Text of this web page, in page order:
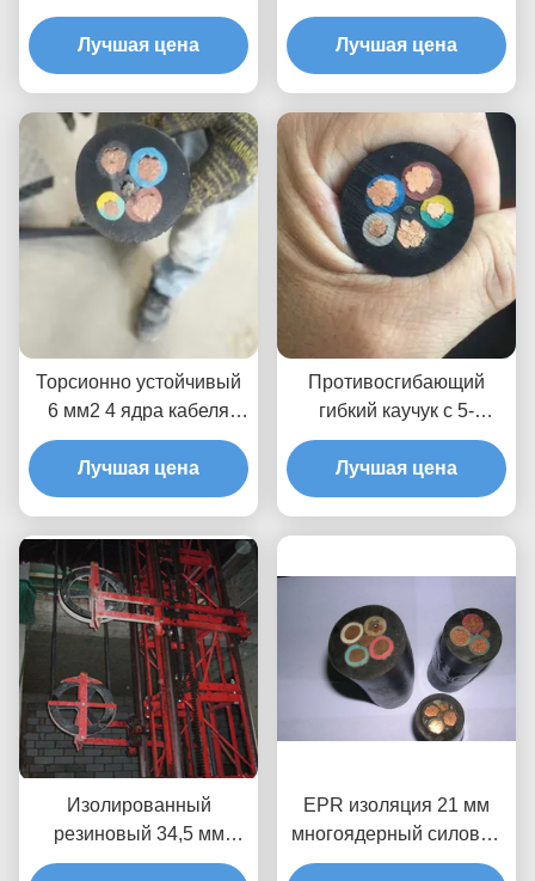
прочный резиновый
кабель
Лучшая цена
мм2 3 ядра
Лучшая цена
Торсионно устойчивый
6 мм2 4 ядра кабеля
питания для
строительства подъема
Лучшая цена
Противосгибающий
гибкий каучук с 5-
ядерным силовым
кабелем CCC одобрен
Лучшая цена
Изолированный
резиновый 34,5 мм
крановый
EPR изоляция 21 мм
многоядерный силовой
кабель с медным